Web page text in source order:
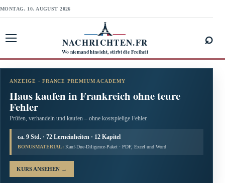
MONTAG, 10. AUGUST 2026
NACHRICHTEN.FR
Wo niemand hinsieht, stirbt die Freiheit
⌕
ANZEIGE · FRANCE PREMIUM ACADEMY
Haus kaufen in Frankreich ohne teure
Fehler
Prüfen, verhandeln und kaufen – ohne kostspielige Fehler.
ca. 9 Std. · 72 Lerneinheiten · 12 Kapitel
BONUSMATERIAL: Kauf-Due-Diligence-Paket · PDF, Excel und Word
KURS ANSEHEN →